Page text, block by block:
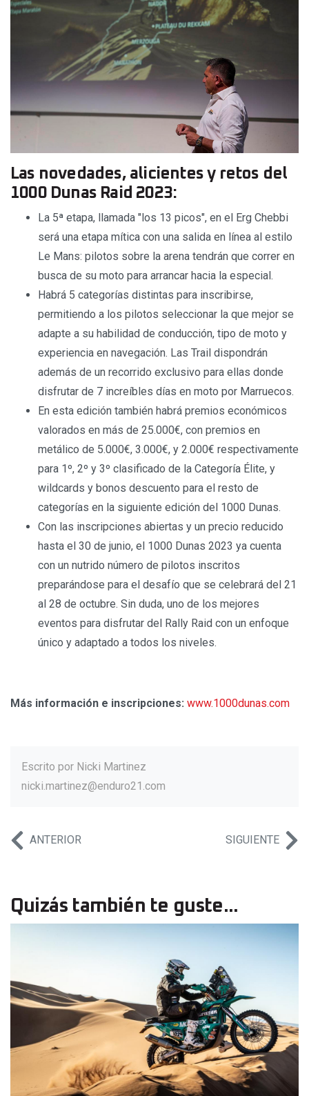
Las novedades, alicientes y retos del
1000 Dunas Raid 2023:
La 5ª etapa, llamada "los 13 picos", en el Erg Chebbi
será una etapa mítica con una salida en línea al estilo
Le Mans: pilotos sobre la arena tendrán que correr en
busca de su moto para arrancar hacia la especial.
Habrá 5 categorías distintas para inscribirse,
permitiendo a los pilotos seleccionar la que mejor se
adapte a su habilidad de conducción, tipo de moto y
experiencia en navegación. Las Trail dispondrán
además de un recorrido exclusivo para ellas donde
disfrutar de 7 increíbles días en moto por Marruecos.
En esta edición también habrá premios económicos
valorados en más de 25.000€, con premios en
metálico de 5.000€, 3.000€, y 2.000€ respectivamente
para 1º, 2º y 3º clasificado de la Categoría Élite, y
wildcards y bonos descuento para el resto de
categorías en la siguiente edición del 1000 Dunas.
Con las inscripciones abiertas y un precio reducido
hasta el 30 de junio, el 1000 Dunas 2023 ya cuenta
con un nutrido número de pilotos inscritos
preparándose para el desafío que se celebrará del 21
al 28 de octubre. Sin duda, uno de los mejores
eventos para disfrutar del Rally Raid con un enfoque
único y adaptado a todos los niveles.
Más información e inscripciones: www.1000dunas.com
Escrito por Nicki Martinez
nicki.martinez@enduro21.com
ANTERIOR SIGUIENTE
Quizás también te guste...